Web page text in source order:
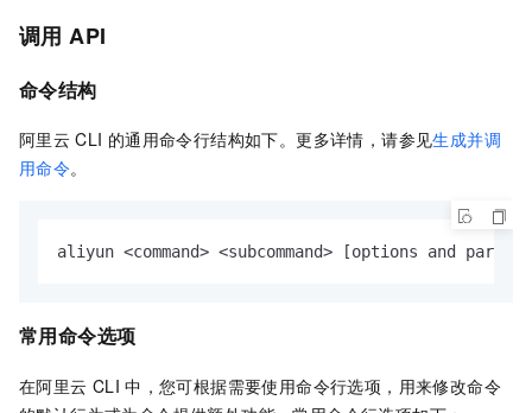
调用 API
命令结构
阿里云 CLI 的通用命令行结构如下。更多详情，请参见生成并调
用命令。
aliyun <command> <subcommand> [options and
常用命令选项
在阿里云 CLI 中，您可根据需要使用命令行选项，用来修改命令